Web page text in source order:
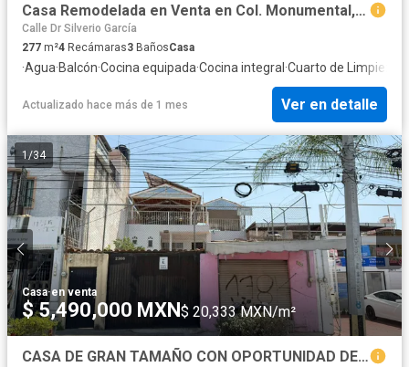
Casa Remodelada en Venta en Col. Monumental, Guadalajara – Excelente Ubicación
Calle Dr Silverio García
277 m²4 Recámaras3 BañosCasa
·Agua·Balcón·Cocina equipada·Cocina integral ·Cuarto de Limpieza
Actualizado hace más de 1 mes Ver en detalle
1/34
Casa·en venta
$ 5,490,000 MXN $ 20,333 MXN/m²
CASA DE GRAN TAMAÑO CON OPORTUNIDAD DE TENER LOCAL COMERCIAL